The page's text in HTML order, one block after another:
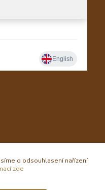
o odsouhlasení nařízení
zde